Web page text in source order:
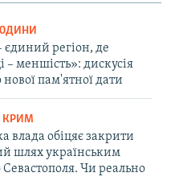
регіон, де
– меншість»: дискусія
пам'ятної дати
КРИМ
влада обіцяє закрити
шлях українським
Чи реально